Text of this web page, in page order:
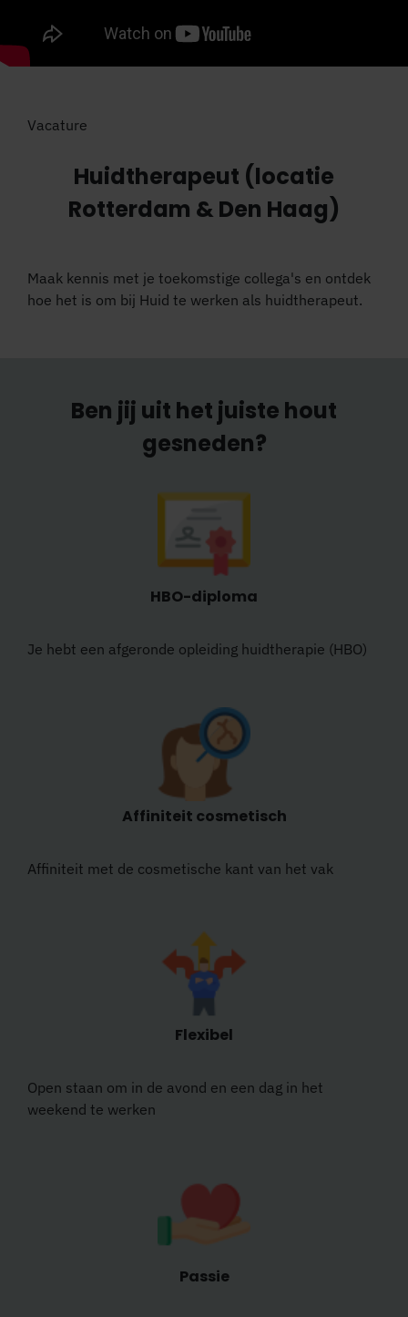
Vacature
Huidtherapeut (locatie
Rotterdam & Den Haag)
Maak kennis met je toekomstige collega's en ontdek
hoe het is om bij Huid te werken als huidtherapeut.
Ben jij uit het juiste hout
gesneden?
HBO-diploma
Je hebt een afgeronde opleiding huidtherapie (HBO)
Affiniteit cosmetisch
Affiniteit met de cosmetische kant van het vak
Flexibel
Open staan om in de avond en een dag in het
weekend te werken
Passie